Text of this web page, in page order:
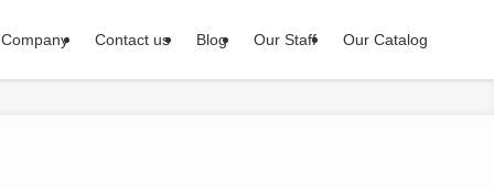
Company Contact us Blog Our Staff Our Catalog